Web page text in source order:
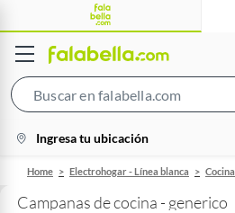
Bar
location-
icon
Ingresa tu ubicación
Home Electrohogar - Línea blanca Cocina
Campanas de cocina - generico